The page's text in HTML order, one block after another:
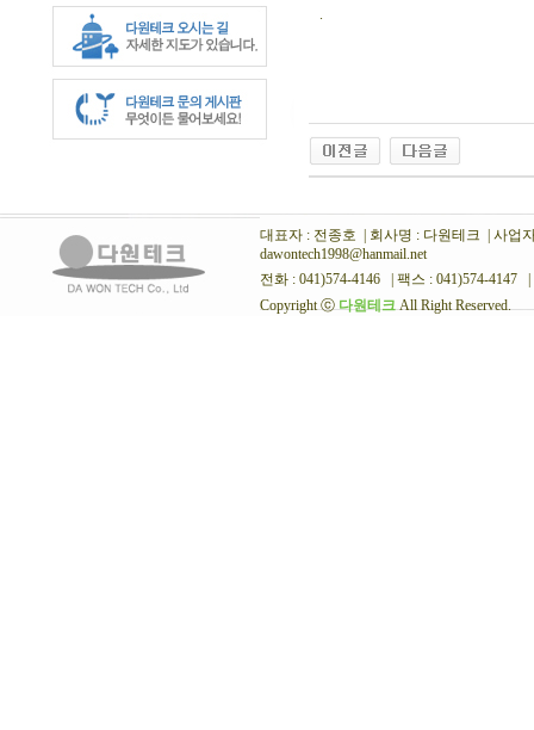
.
대표자 : 전종호 | 회사명 : 다원테크 | 사업
dawontech1998@hanmail.net
전화 : 041)574-4146 | 팩스 : 041)574-4147
Copyright ⓒ다원테크All Right Reserved.